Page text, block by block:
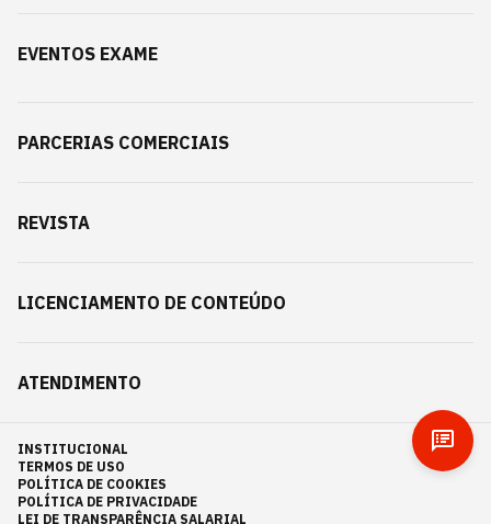
EVENTOS EXAME
PARCERIAS COMERCIAIS
REVISTA
LICENCIAMENTO DE CONTEÚDO
ATENDIMENTO
INSTITUCIONAL
TERMOS DE USO
POLÍTICA DE COOKIES
POLÍTICA DE PRIVACIDADE
LEI DE TRANSPARÊNCIA SALARIAL